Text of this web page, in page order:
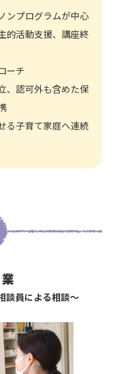
ンプログラムが中心
的活動支援、講座終
ーチ
、認可外も含めた保
る子育て家庭へ連続
談員による相談～